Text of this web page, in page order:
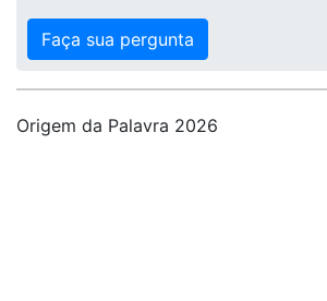
Faça sua pergunta
Origem da Palavra 2026